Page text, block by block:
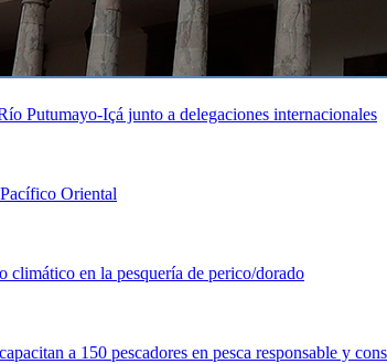
Putumayo-Içá junto a delegaciones internacionales
Oriental
climático en la pesquería de perico/dorado
a 150 pescadores en pesca responsable y